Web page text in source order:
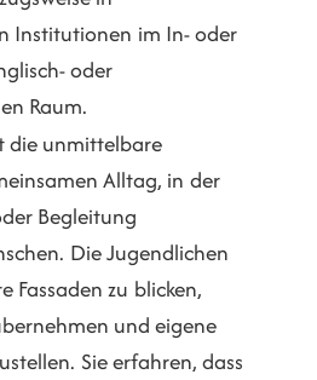
Institutionen im In- oder
oder
Raum.
die unmittelbare
Alltag, in der
Begleitung
Die Jugendlichen
Fassaden zu blicken,
und eigene
Sie erfahren, dass